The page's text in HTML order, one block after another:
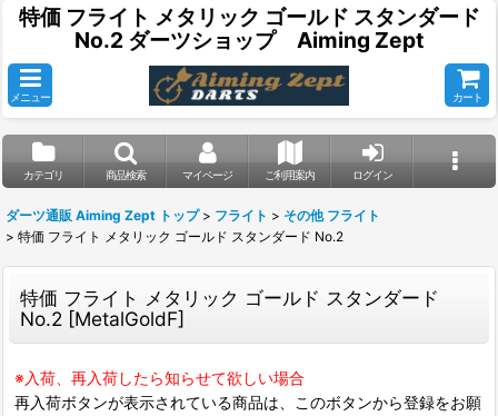
特価 フライト メタリック ゴールド スタンダード
No.2 ダーツショップ Aiming Zept
メニュー カート
カテゴリ 商品検索 マイページ ご利用案内 ログイン
ダーツ通販 Aiming Zept トップ > フライト > その他 フライト
> 特価 フライト メタリック ゴールド スタンダード No.2
特価 フライト メタリック ゴールド スタンダード
No.2 [MetalGoldF]
※入荷、再入荷したら知らせて欲しい場合
再入荷ボタンが表示されている商品は、このボタンから登録をお願